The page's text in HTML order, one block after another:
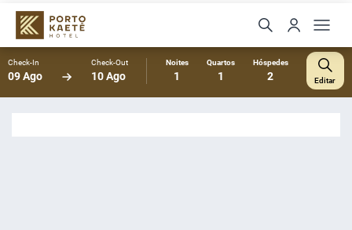
Check-In
09 Ago
Check-Out
10 Ago
Noites
1
Quartos
1
Hóspedes
2 Editar